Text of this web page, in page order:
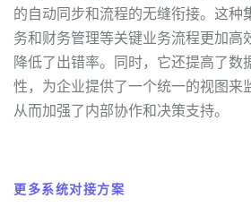
的自动同步和流程的无缝衔接。这种
务和财务管理等关键业务流程更加高
降低了出错率。同时，它还提高了数
性，为企业提供了一个统一的视图来
从而加强了内部协作和决策支持。
更多系统对接方案